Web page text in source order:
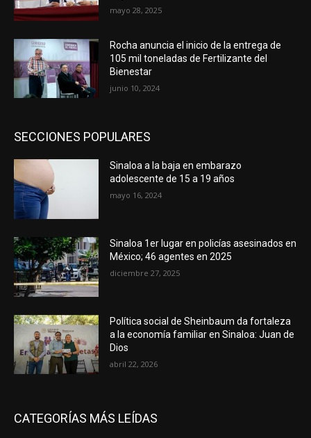
mayo 28, 2025
Rocha anuncia el inicio de la entrega de
105 mil toneladas de Fertilizante del
Bienestar
junio 10, 2024
SECCIONES POPULARES
Sinaloa a la baja en embarazo
adolescente de 15 a 19 años
mayo 16, 2024
Sinaloa 1er lugar en policías asesinados en
México; 46 agentes en 2025
diciembre 27, 2025
Política social de Sheinbaum da fortaleza
a la economía familiar en Sinaloa: Juan de
Dios
abril 22, 2026
CATEGORÍAS MÁS LEÍDAS